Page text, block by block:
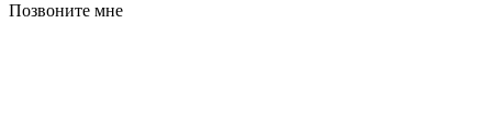
Позвоните мне